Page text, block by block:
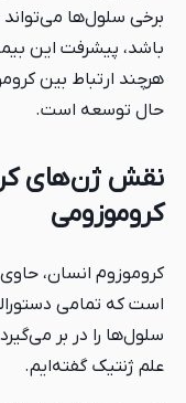
برخی سلول‌ها می‌تواند
باشد، پیشرفت این
حال توسعه است.
کروموزومی
است که تمامی
سلول‌ها را در بر
علم ژنتیک گفته‌ایم.